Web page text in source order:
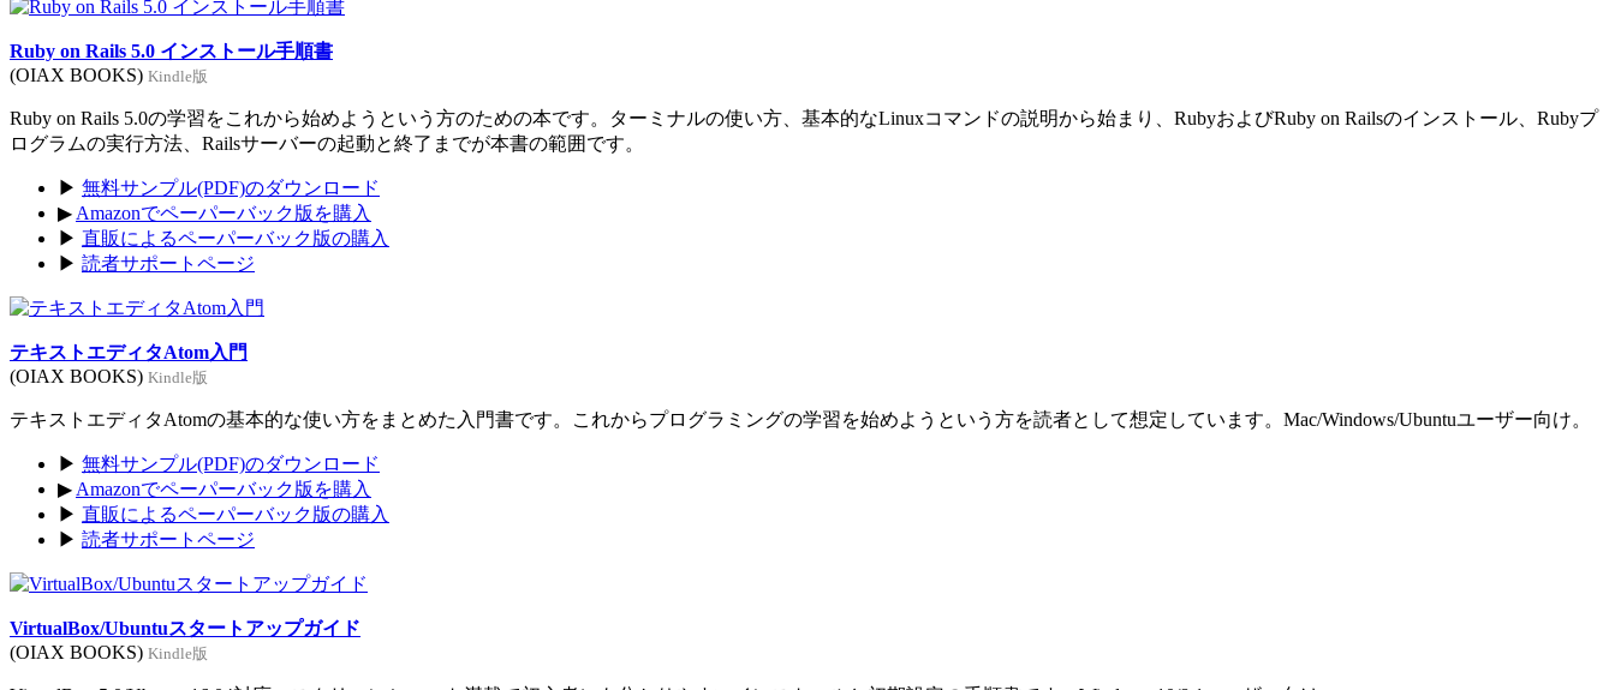
Ruby on Rails 5.0 インストール手順書
(OIAX BOOKS) Kindle版
Ruby on Rails 5.0の学習をこれから始めようという方のための本です。ターミナルの使い方、基本的なLinuxコマンドの説明から始まり、RubyおよびRuby on Railsのインストール、Rubyプ
ログラムの実行方法、Railsサーバーの起動と終了までが本書の範囲です。
▶ 無料サンプル(PDF)のダウンロード
▶ Amazonでペーパーバック版を購入
▶ 直販によるペーパーバック版の購入
▶ 読者サポートページ
テキストエディタAtom入門
(OIAX BOOKS) Kindle版
テキストエディタAtomの基本的な使い方をまとめた入門書です。これからプログラミングの学習を始めようという方を読者として想定しています。Mac/Windows/Ubuntuユーザー向け。
▶ 無料サンプル(PDF)のダウンロード
▶ Amazonでペーパーバック版を購入
▶ 直販によるペーパーバック版の購入
▶ 読者サポートページ
VirtualBox/Ubuntuスタートアップガイド
(OIAX BOOKS) Kindle版